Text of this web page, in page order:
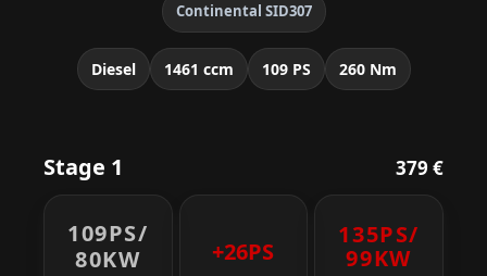
Continental SID307
Diesel 1461 ccm 109 PS 260 Nm
Stage 1 379 €
109PS/
80KW
+26PS
135PS/
99KW